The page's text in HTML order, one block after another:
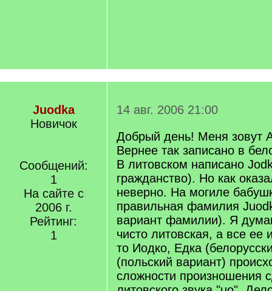
Juodka
Новичок
Сообщений:
1
На сайте с
2006 г.
Рейтинг:
1
14 авг. 2006 21:00
Добрый день! Меня зовут
Вернее так записано в
В литовском написано
гражданство). Но как
неверно. На могиле
правильная фамилия
вариант фамилии). Я
чисто литовская, а все ее
то Иодко, Едка
(польский вариант)
сложности произношения